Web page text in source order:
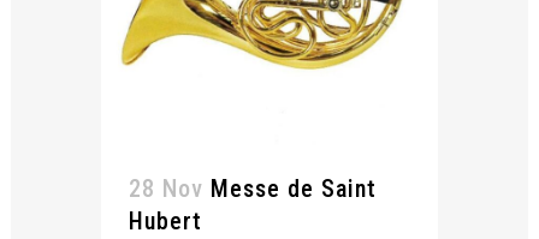
28 Nov Messe de Saint
Hubert